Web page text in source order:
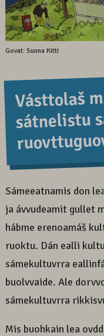
Govat: Sunna Kitti
Vásttolaš
sátnelistu
Sámeeatnamis don
ja ávvudeamit gullet
hábme erenoamáš
ruoktu. Dán ealli
sámekultuvrra
buolvvaide. Ale
sámekultuvrra
Mis buohkain lea